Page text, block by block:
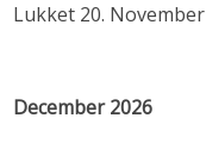
Lukket 20. November
December 2026